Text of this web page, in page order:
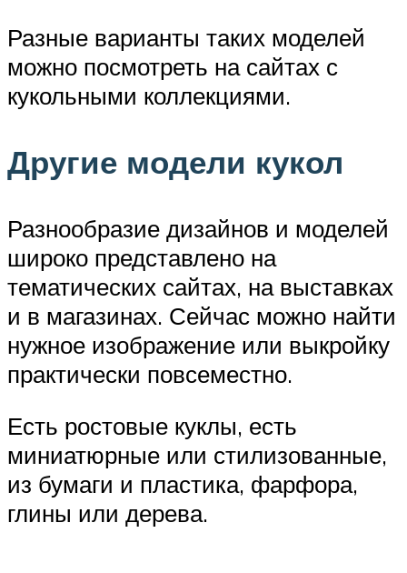
Разные варианты таких моделей
можно посмотреть на сайтах с
кукольными коллекциями.
Другие модели кукол
Разнообразие дизайнов и моделей
широко представлено на
тематических сайтах, на выставках
и в магазинах. Сейчас можно найти
нужное изображение или выкройку
практически повсеместно.
Есть ростовые куклы, есть
миниатюрные или стилизованные,
из бумаги и пластика, фарфора,
глины или дерева.